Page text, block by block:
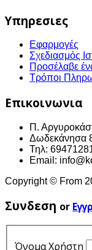
Υπηρεσιες
Εφαρμογές
Σχεδιασμός
Προσέλαβε
Τρόποι
Επικοινωνια
Π.
Δωδεκάνησα
Τηλ:
Email:
Copyright © From
Συνδεση or
Όνομα Χρήστη